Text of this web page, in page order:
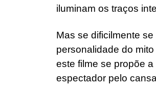
iluminam os traços
Mas se dificilmente
personalidade do
este filme se propõe
espectador pelo